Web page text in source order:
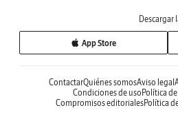
Descargar
App Store
ContactarQuiénes somosAviso legal
Condiciones de uso Política
Compromisos editorialesPolítica